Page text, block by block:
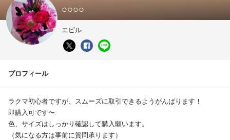
○○○○
エピル
プロフィール
ラクマ初心者ですが、スムーズに取引できるようがんばります！
即購入可です〜
色、サイズはしっかり確認して購入願います。
（気になる方は事前に質問承ります）